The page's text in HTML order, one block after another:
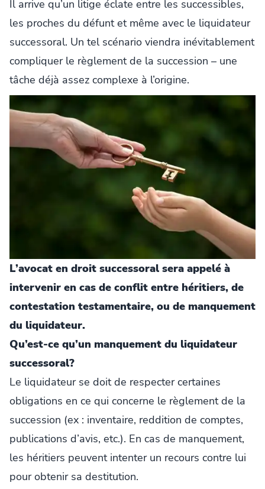
Il arrive qu’un litige éclate entre les successibles,
les proches du défunt et même avec le liquidateur
successoral. Un tel scénario viendra inévitablement
compliquer le règlement de la succession – une
tâche déjà assez complexe à l’origine.
L’avocat en droit successoral sera appelé à
intervenir en cas de conflit entre héritiers, de
contestation testamentaire, ou de manquement
du liquidateur.
Qu’est-ce qu’un manquement du liquidateur
successoral?
Le liquidateur se doit de respecter certaines
obligations en ce qui concerne le règlement de la
succession (ex : inventaire, reddition de comptes,
publications d’avis, etc.). En cas de manquement,
les héritiers peuvent intenter un recours contre lui
pour obtenir sa destitution.